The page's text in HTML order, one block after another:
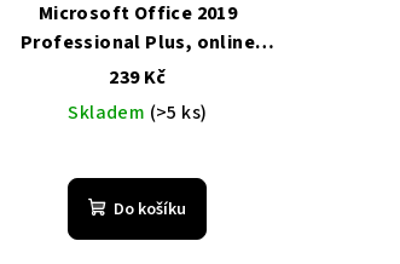
Microsoft Office 2019
Professional Plus, online
aktivace, druhotný,
Multilingual
Levně, Doprava
zdarma
239 Kč
Skladem (>5 ks)
hodnocení
produktuDo košíku